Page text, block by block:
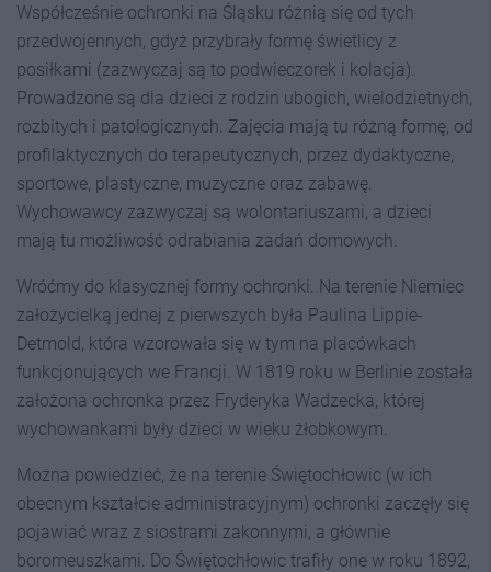
Współcześnie ochronki na Śląsku różnią się od tych
przedwojennych, gdyż przybrały formę świetlicy z
posiłkami (zazwyczaj są to podwieczorek i kolacja).
Prowadzone są dla dzieci z rodzin ubogich, wielodzietnych,
rozbitych i patologicznych. Zajęcia mają tu różną formę, od
profilaktycznych do terapeutycznych, przez dydaktyczne,
sportowe, plastyczne, muzyczne oraz zabawę.
Wychowawcy zazwyczaj są wolontariuszami, a dzieci
mają tu możliwość odrabiania zadań domowych.
Wróćmy do klasycznej formy ochronki. Na terenie Niemiec
założycielką jednej z pierwszych była Paulina Lippie-
Detmold, która wzorowała się w tym na placówkach
funkcjonujących we Francji. W 1819 roku w Berlinie została
założona ochronka przez Fryderyka Wadzecka, której
wychowankami były dzieci w wieku żłobkowym.
Można powiedzieć, że na terenie Świętochłowic (w ich
obecnym kształcie administracyjnym) ochronki zaczęły się
pojawiać wraz z siostrami zakonnymi, a głównie
boromeuszkami. Do Świętochłowic trafiły one w roku 1892,